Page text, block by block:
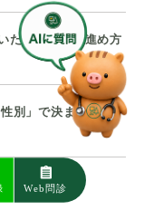
た、具体的な進め方
別」で決まる